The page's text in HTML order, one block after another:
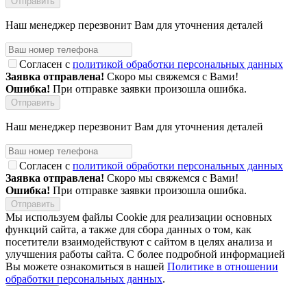
Наш менеджер перезвонит Вам для уточнения деталей
Согласен с политикой обработки персональных данных
Заявка отправлена! Скоро мы свяжемся с Вами!
Ошибка! При отправке заявки произошла ошибка.
Наш менеджер перезвонит Вам для уточнения деталей
Согласен с политикой обработки персональных данных
Заявка отправлена! Скоро мы свяжемся с Вами!
Ошибка! При отправке заявки произошла ошибка.
Мы используем файлы Cookie для реализации основных
функций сайта, а также для сбора данных о том, как
посетители взаимодействуют с сайтом в целях анализа и
улучшения работы сайта. С более подробной информацией
Вы можете ознакомиться в нашей Политике в отношении
обработки персональных данных.